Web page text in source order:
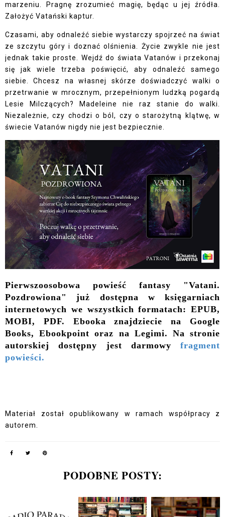
marzeniu. Pragnę zrozumieć magię, będąc u jej źródła.
Założyć Vatański kaptur.
Czasami, aby odnaleźć siebie wystarczy spojrzeć na świat
ze szczytu góry i doznać olśnienia. Życie zwykle nie jest
jednak takie proste. Wejdź do świata Vatanów i przekonaj
się jak wiele trzeba poświęcić, aby odnaleźć samego
siebie. Chcesz na własnej skórze doświadczyć walki o
przetrwanie w mrocznym, przepełnionym ludzką pogardą
Lesie Milczących? Madeleine nie raz stanie do walki.
Niezależnie, czy chodzi o ból, czy o starożytną klątwę, w
świecie Vatanów nigdy nie jest bezpiecznie.
Pierwszoosobowa powieść fantasy "Vatani.
Pozdrowiona" już dostępna w księgarniach
internetowych we wszystkich formatach: EPUB,
MOBI, PDF. Ebooka znajdziecie na Google
Books, Ebookpoint oraz na Legimi. Na stronie
autorskiej dostępny jest darmowy fragment
powieści.
Materiał został opublikowany w ramach współpracy z
autorem.
PODOBNE POSTY: